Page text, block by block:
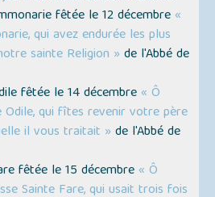
fêtée le 12 décembre «
qui avez endurée les plus
sainte Religion » de l'Abbé de
fêtée le 14 décembre « Ô
Odile, qui fîtes revenir votre père
il vous traitait » de l'Abbé de
fêtée le 15 décembre « Ô
Sainte Fare, qui usait trois fois